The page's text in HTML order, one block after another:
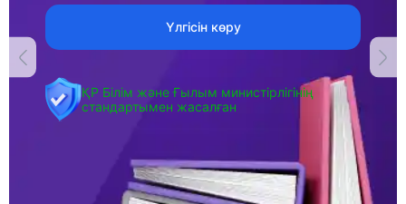
Үлгісін көру
ҚР Білім және Ғылым министірлігінің
стандартымен жасалған